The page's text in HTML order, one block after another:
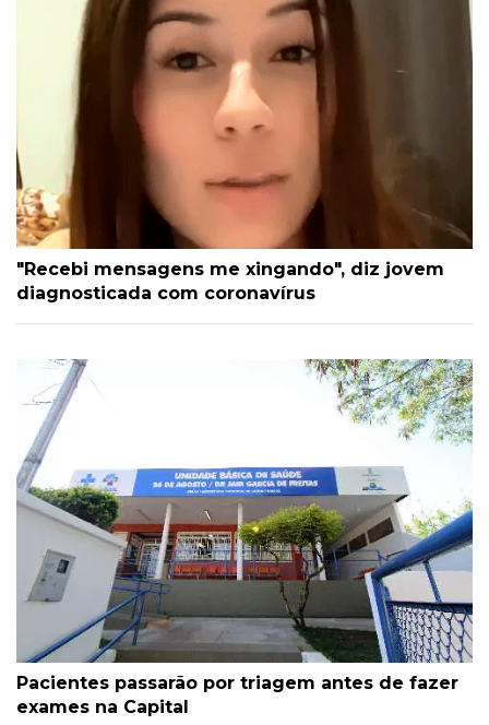
"Recebi mensagens me xingando", diz jovem
diagnosticada com coronavírus
Pacientes passarão por triagem antes de fazer
exames na Capital